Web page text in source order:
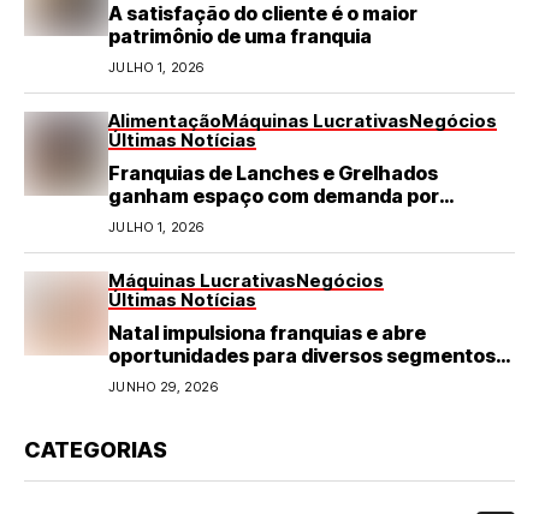
A satisfação do cliente é o maior
patrimônio de uma franquia
JULHO 1, 2026
AlimentaçãoMáquinas LucrativasNegócios
Últimas Notícias
Franquias de Lanches e Grelhados
ganham espaço com demanda por
refeições rápidas e de qualidade
JULHO 1, 2026
Máquinas LucrativasNegócios
Últimas Notícias
Natal impulsiona franquias e abre
oportunidades para diversos segmentos
do varejo
JUNHO 29, 2026
CATEGORIAS